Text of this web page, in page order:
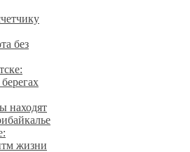
без
находят
жизни